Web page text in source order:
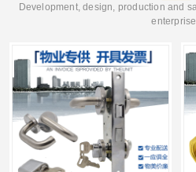
Development, design, production and